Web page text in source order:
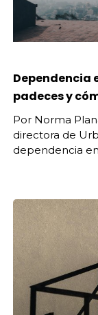
Dependencia
padeces y
Por Norma
directora de
dependencia